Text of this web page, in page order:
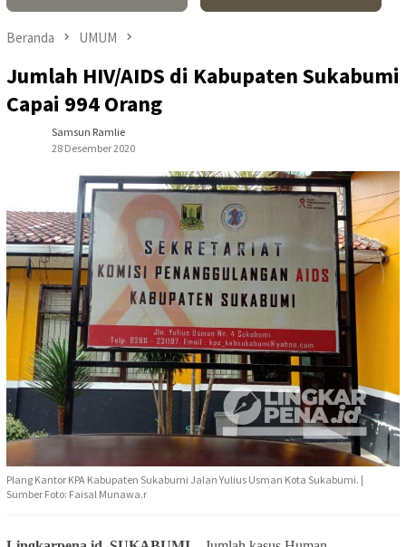
Beranda UMUM
Jumlah HIV/AIDS di Kabupaten Sukabumi
Capai 994 Orang
Samsun Ramlie
28 Desember 2020
Plang Kantor KPA Kabupaten Sukabumi Jalan Yulius Usman Kota Sukabumi. |
Sumber Foto: Faisal Munawa.r